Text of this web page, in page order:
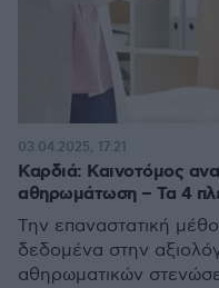
Καρδιά: Καινοτόμος
αθηρωμάτωση – Τα 4
Την επαναστατική
δεδομένα στην
αθηρωματικών
03.04.2025, 17:21